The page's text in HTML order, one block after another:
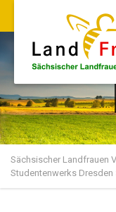
Sächsischer Landfrauen
Studentenwerks Dresden